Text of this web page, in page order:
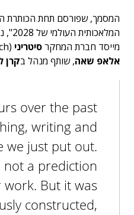
המסמך, שפורסם תחת הכותרת
המלאכותית העולמי של 2028", נכתב על ידי
מייסד חברת המחקרסיטריני (Citrini Research), בשיתוף עם
אלאפ שאה, שותף מנהל בקרן
over the past
writing and
we just put out.
not a prediction
But it was
constructed,